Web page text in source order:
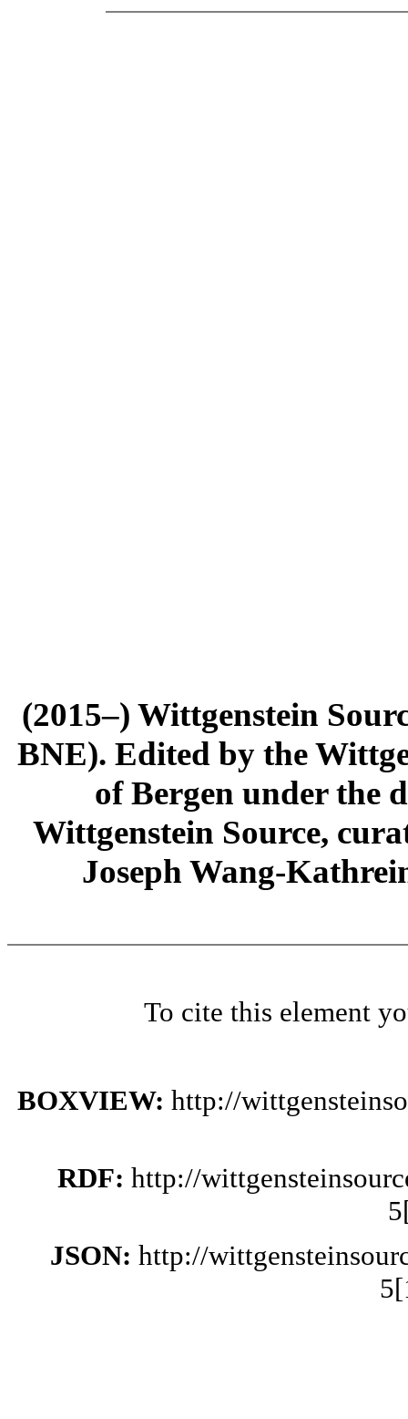
(2015–) Wittgenstein
BNE). Edited by the
of Bergen under the
Wittgenstein Source,
Joseph Wang-
To cite this element
BOXVIEW: http://
RDF: http://
JSON: http://